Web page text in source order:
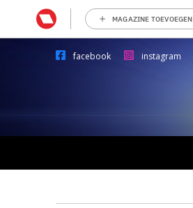
MAGAZINE TOEVOEGEN
facebook instagram